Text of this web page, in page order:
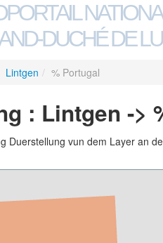
DUCHÉ DE
Lintgen / % Portugal
: Lintgen ->
Duerstellung vun dem Layer an